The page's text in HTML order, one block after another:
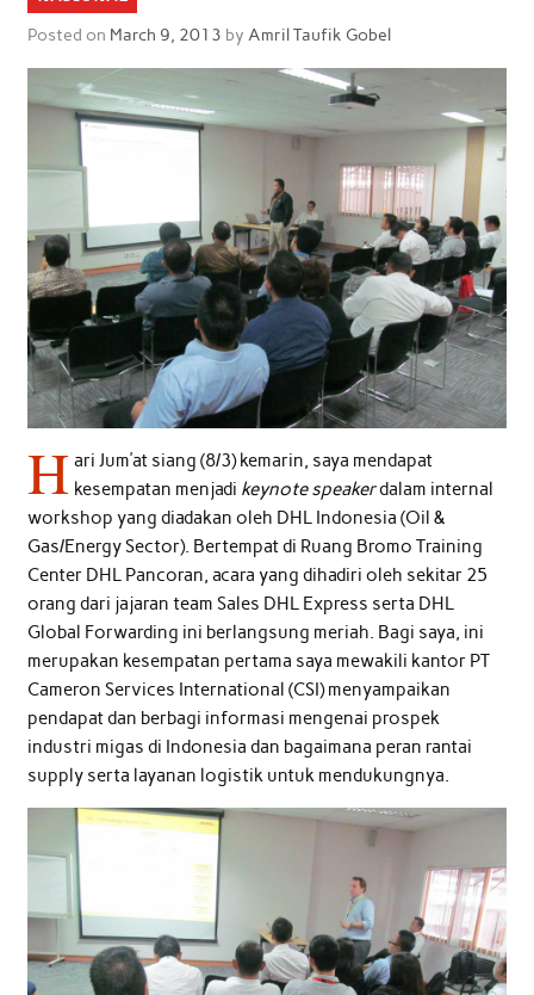
Posted on March 9, 2013 by Amril Taufik Gobel
H ari Jum’at siang (8/3) kemarin, saya mendapat
kesempatan menjadi keynote speakerdalam internal
workshop yang diadakan oleh DHL Indonesia (Oil &
Gas/Energy Sector). Bertempat di Ruang Bromo Training
Center DHL Pancoran, acara yang dihadiri oleh sekitar 25
orang dari jajaran team Sales DHL Express serta DHL
Global Forwarding ini berlangsung meriah. Bagi saya, ini
merupakan kesempatan pertama saya mewakili kantor PT
Cameron Services International (CSI) menyampaikan
pendapat dan berbagi informasi mengenai prospek
industri migas di Indonesia dan bagaimana peran rantai
supply serta layanan logistik untuk mendukungnya.